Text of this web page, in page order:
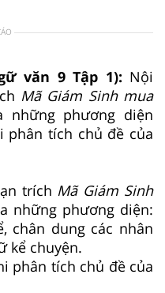
văn 9 Tập 1): Nội
Mã Giám Sinh mua
phương diện
phân tích chủ đề của
trích Mã Giám Sinh
những phương diện:
chân dung các nhân
kể chuyện.
phân tích chủ đề của